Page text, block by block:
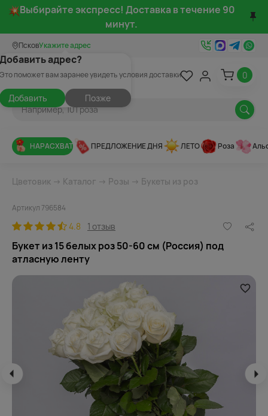
Выбирайте экспресс! Доставка в течение 90
минут.
ПсковУкажите адрес
адрес?
поможет вам заранее увидеть условия доставки
Добавить Позже
0
НАРАСХВАТ ПРЕДЛОЖЕНИЕ ДНЯ ЛЕТО Роза
Цветовик → Каталог → Розы → Букеты из роз
Артикул 796584
4.8 1 отзыв
Букет из 15 белых роз 50-60 см (Россия) под
атласную ленту